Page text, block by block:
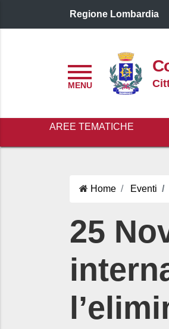
Regione Lombardia
AREE TEMATICHE
Home Eventi
25